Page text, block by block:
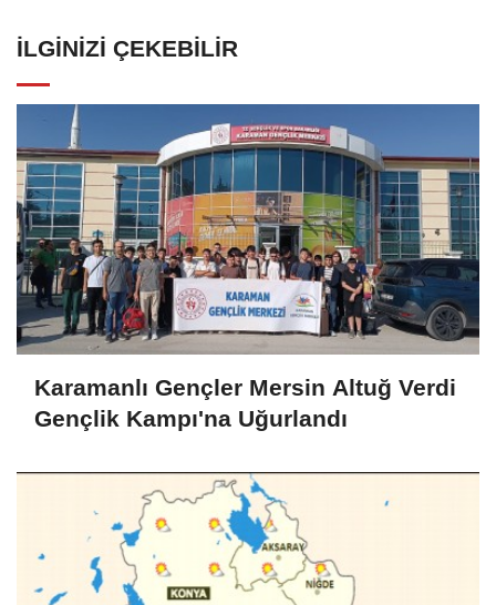
İLGINIZI ÇEKEBILIR
Karamanlı Gençler Mersin Altuğ Verdi
Gençlik Kampı'na Uğurlandı